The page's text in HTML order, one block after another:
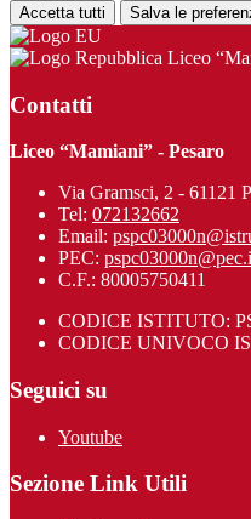
Accetta tutti Salva le
Liceo
Contatti
Liceo “Mamiani” - Pesaro
Via Gramsci, 2 - 61121
Tel: 072132662
Email:
PEC:
C.F.: 80005750411
CODICE ISTITUTO:
CODICE UNIVOCO
Seguici su
Youtube
Sezione Link Utili